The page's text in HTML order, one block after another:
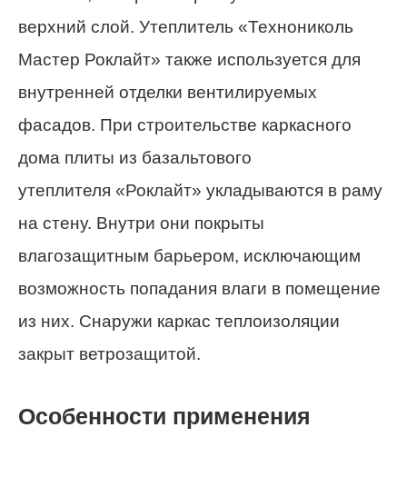
верхний слой. Утеплитель «Технониколь
Мастер Роклайт» также используется для
внутренней отделки вентилируемых
фасадов. При строительстве каркасного
дома плиты из базальтового
утеплителя «Роклайт» укладываются в раму
на стену. Внутри они покрыты
влагозащитным барьером, исключающим
возможность попадания влаги в помещение
из них. Снаружи каркас теплоизоляции
закрыт ветрозащитой.
Особенности применения